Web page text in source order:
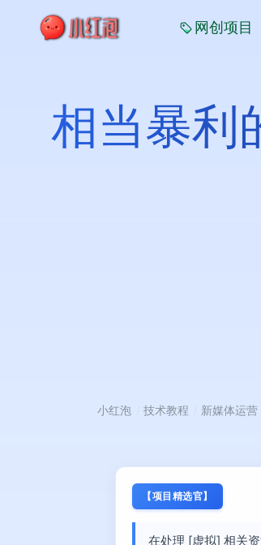
网创项目
相当暴利
小红泡 技术教程 新媒体运营
【项目精选官】
在处理 [虚拟] 相关